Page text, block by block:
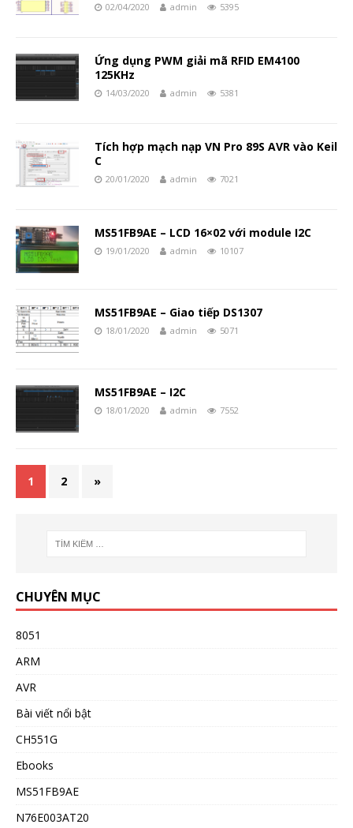
02/04/2020 admin 5395
Ứng dụng PWM giải mã RFID EM4100
125KHz
14/03/2020 admin 5381
Tích hợp mạch nạp VN Pro 89S AVR vào Keil
C
20/01/2020 admin 7021
MS51FB9AE – LCD 16×02 với module I2C
19/01/2020 admin 10107
MS51FB9AE – Giao tiếp DS1307
18/01/2020 admin 5071
MS51FB9AE – I2C
18/01/2020 admin 7552
1 2 »
CHUYÊN MỤC
8051
ARM
AVR
Bài viết nổi bật
CH551G
Ebooks
MS51FB9AE
N76E003AT20